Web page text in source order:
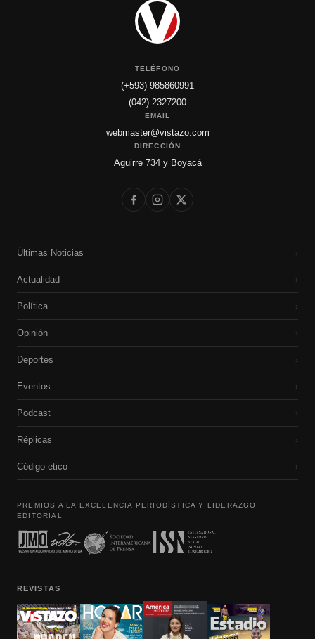
TELÉFONO
(+593) 985860991
(042) 2327200
EMAIL
webmaster@vistazo.com
DIRECCIÓN
Aguirre 734 y Boyacá
Últimas Noticias ›
Actualidad ›
Política ›
Opinión ›
Deportes ›
Eventos ›
Podcast ›
Réplicas ›
Código etico ›
PREMIOS A LA EXCELENCIA PERIODÍSTICA Y LIDERAZGO
EDITORIAL
REVISTAS